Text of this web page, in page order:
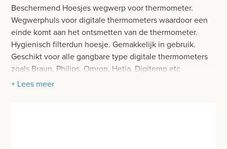
CONTACT
registreer
login
HECHTINGSMATERIAAL
OPERATIE-PROTECTIEMATERIAAL
HYGIENE
THUISZORG
Beschermend Hoesjes wegwerp voor thermometer.
Wegwerphuls voor digitale thermometers waardoor een
einde komt aan het ontsmetten van de thermometer.
Hygienisch filterdun hoesje. Gemakkelijk in gebruik.
Geschikt voor alle gangbare type digitale thermometers
zoals Braun, Philips, Omron, Hetia, Digitemp etc
Verpakt per 1000 stuks
+ Lees meer